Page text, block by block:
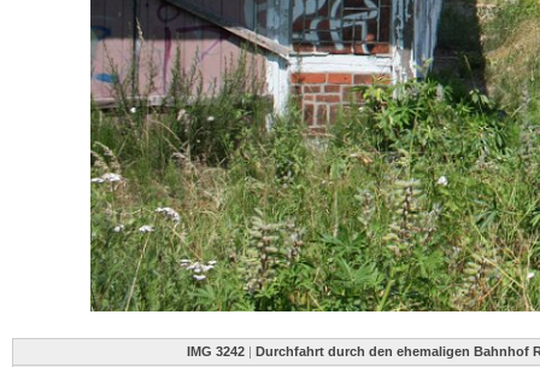
IMG 3242| Durchfahrt durch den ehemaligen Bahnhof